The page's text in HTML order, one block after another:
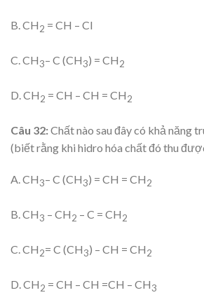
B. CH2 = CH – Cl
C. CH3– C (CH3) = CH2
D. CH2 = CH – CH = CH2
Câu 32:Chất nào sau đây có khả năng
(biết rằng khi hidro hóa chất đó thu
A. CH3– C (CH3) = CH = CH2
B. CH3 – CH2 – C = CH2
C. CH2= C (CH3) – CH = CH2
D. CH2 = CH – CH =CH – CH3